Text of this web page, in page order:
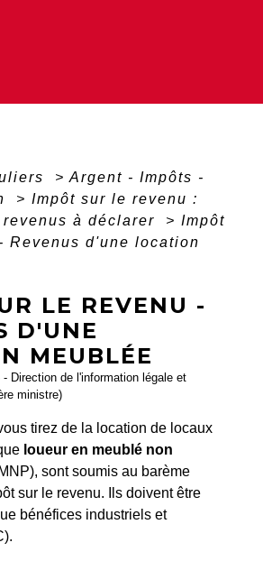
> Argent - Impôts -
> Impôt sur le revenu :
à déclarer
> Impôt
Revenus d'une location
LE REVENU -
D'UNE
MEUBLÉE
Direction de l'information légale et
ministre)
tirez de la location de locaux
loueur en meublé non
sont soumis au barème
sur le revenu. Ils doivent être
bénéfices industriels et